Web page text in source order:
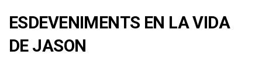
ESDEVENIMENTS EN LA VIDA
DE JASON